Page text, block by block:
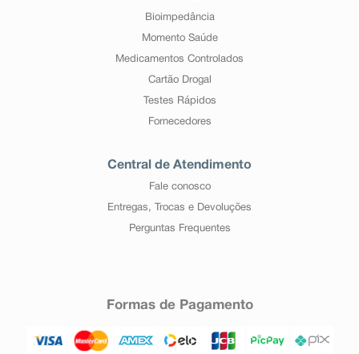
Bioimpedância
Momento Saúde
Medicamentos Controlados
Cartão Drogal
Testes Rápidos
Fornecedores
Central de Atendimento
Fale conosco
Entregas, Trocas e Devoluções
Perguntas Frequentes
Formas de Pagamento